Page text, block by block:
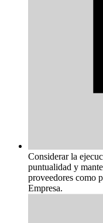
Considerar la
puntualidad y
proveedores como
Empresa.